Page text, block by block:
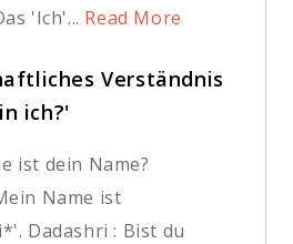
'Ich'... Read More
Verständnis
ich?'
ist dein Name?
Name ist
Dadashri : Bist du